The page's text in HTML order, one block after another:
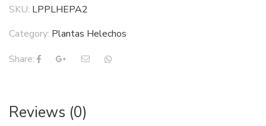
SKU: LPPLHEPA2
Category: Plantas Helechos
Share:
Reviews (0)